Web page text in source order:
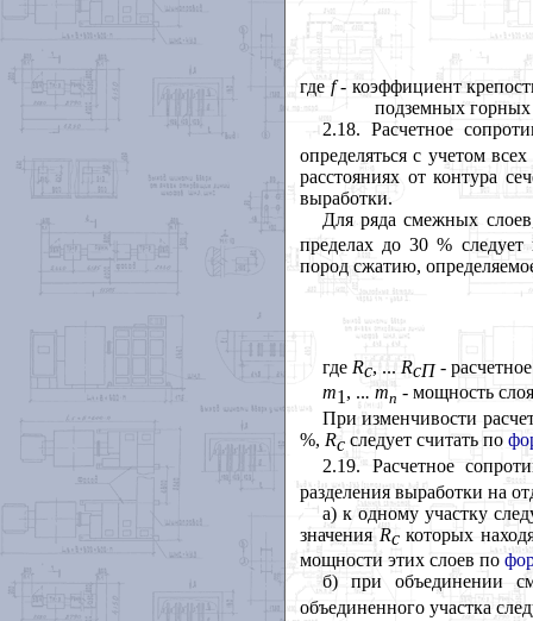
гдеf- коэффициент
подземных
2.18. Расчетное
определяться с учетом
расстояниях от контура
выработки.
Для ряда смежных
пределах до 30 % следует
пород сжатию,
где Rc, ... RcП-
m1 , ... mn - мощность
При изменчивости
%, Rс следует считать по
2.19. Расчетное
разделения выработки на
а) к одному участку
значенияRскоторых
мощности этих слоев по
б) при объединении
объединенного участка